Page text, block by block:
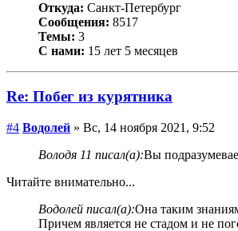
Откуда: Санкт-Петербург
Сообщения: 8517
Темы: 3
С нами: 15 лет 5 месяцев
Re: Побег из курятника
#4 Водолей » Вс, 14 ноября 2021, 9:52
Володя 11 писал(а):Вы
Читайте внимательно...
Водолей писал(а):Она таким
Причем является не стадом и не